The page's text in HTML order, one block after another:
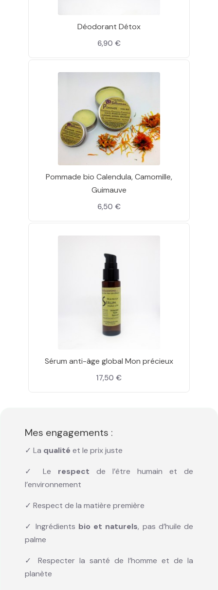
Déodorant Détox
6,90 €
Pommade bio Calendula, Camomille,
Guimauve
6,50 €
Sérum anti-âge global Mon précieux
17,50 €
Mes engagements :
✓ La qualité et le prix juste
✓ Le respect de l’être humain et de
l’environnement
✓ Respect de la matière première
✓ Ingrédients bio et naturels, pas d’huile de
palme
✓ Respecter la santé de l’homme et de la
planète